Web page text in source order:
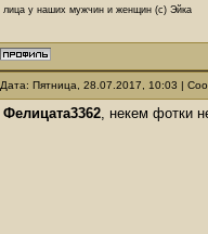
лица у наших мужчин и женщин (с) Эйка
Дата: Пятница, 28.07.2017, 10:03 |
Фелицата3362, некем фотки